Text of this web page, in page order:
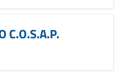
C.O.S.A.P.